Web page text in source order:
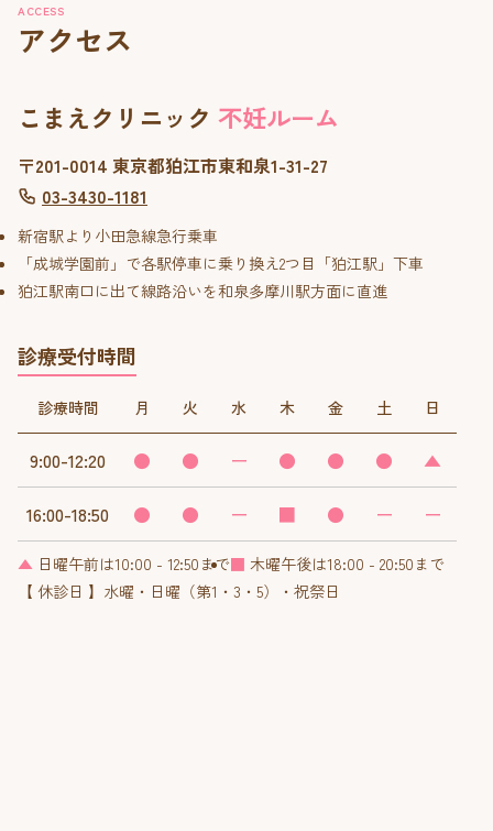
ACCESS
アクセス
こまえクリニック 不妊ルーム
〒201-0014 東京都狛江市東和泉1-31-27
03-3430-1181
新宿駅より小田急線急行乗車
「成城学園前」で各駅停車に乗り換え2つ目「狛江駅」下車
狛江駅南口に出て線路沿いを和泉多摩川駅方面に直進
診療受付時間
診療時間 月 火 水 木 金 土 日
9:00-12:20 ● ● ー ● ● ● ▲
16:00-18:50 ● ● ー ■ ● ー ー
▲ 日曜午前は10:00 - 12:50まで■ 木曜午後は18:00 - 20:50まで
【 休診日 】水曜・日曜（第1・3・5）・祝祭日